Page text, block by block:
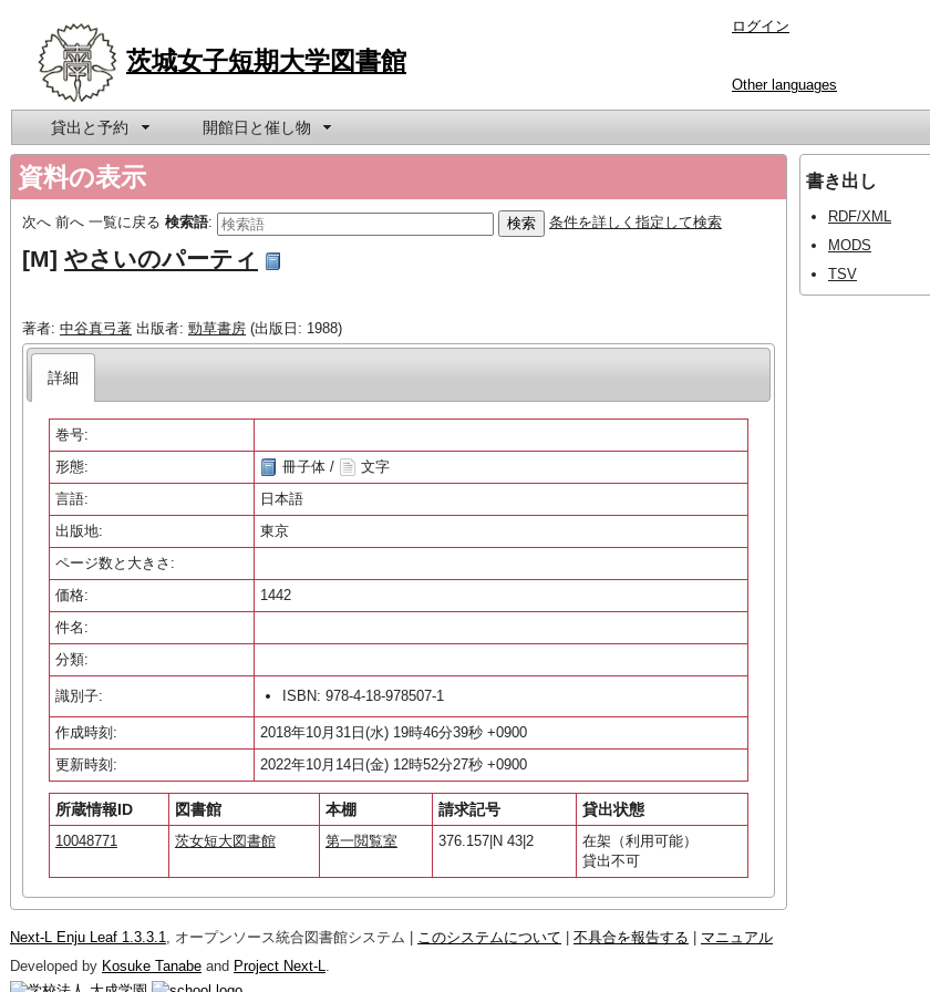
茨城女子短期大学図書館
ログイン
Other languages
貸出と予約 開館日と催し物
資料の表示
次へ 前へ 一覧に戻る 検索語: 条件を詳しく指定して検索
[M] やさいのパーティ
著者: 中谷真弓著 出版者: 勁草書房 (出版日: 1988)
詳細
巻号:
形態:
冊子体 /
文字
言語:
日本語
出版地:
東京
ページ数と大きさ:
価格:
1442
件名:
分類:
識別子: ISBN: 978-4-18-978507-1
作成時刻:
2018年10月31日(水) 19時46分39秒 +0900
更新時刻:
2022年10月14日(金) 12時52分27秒 +0900
所蔵情報ID 図書館 本棚 請求記号 貸出状態
10048771 茨女短大図書館 第一閲覧室 376.157|N 43|2
在架（利用可能）
貸出不可
書き出し
RDF/XML
MODS
TSV
Next-L Enju Leaf 1.3.3.1 , オープンソース統合図書館システム | このシステムについて 不具合を報告する
マニュアル
Developed by Kosuke Tanabe and Project Next-L